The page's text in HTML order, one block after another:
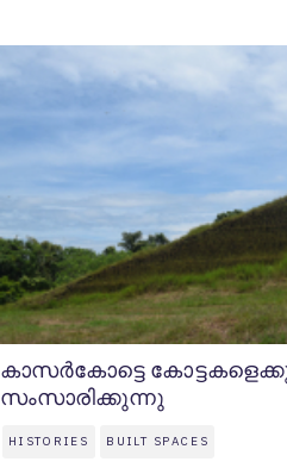
കാസര്‍കോട്ടെ
സംസാരിക്കുന്നു
HISTORIES BUILT SPACES